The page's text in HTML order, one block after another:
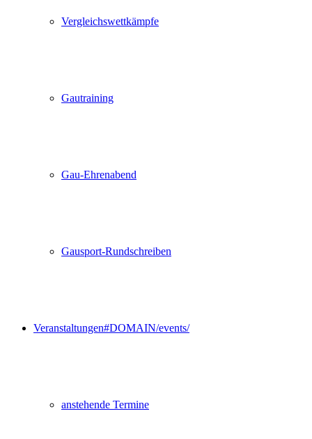
Vergleichswettkämpfe
Gautraining
Gau-Ehrenabend
Gausport-Rundschreiben
Veranstaltungen#DOMAIN/events/
anstehende Termine